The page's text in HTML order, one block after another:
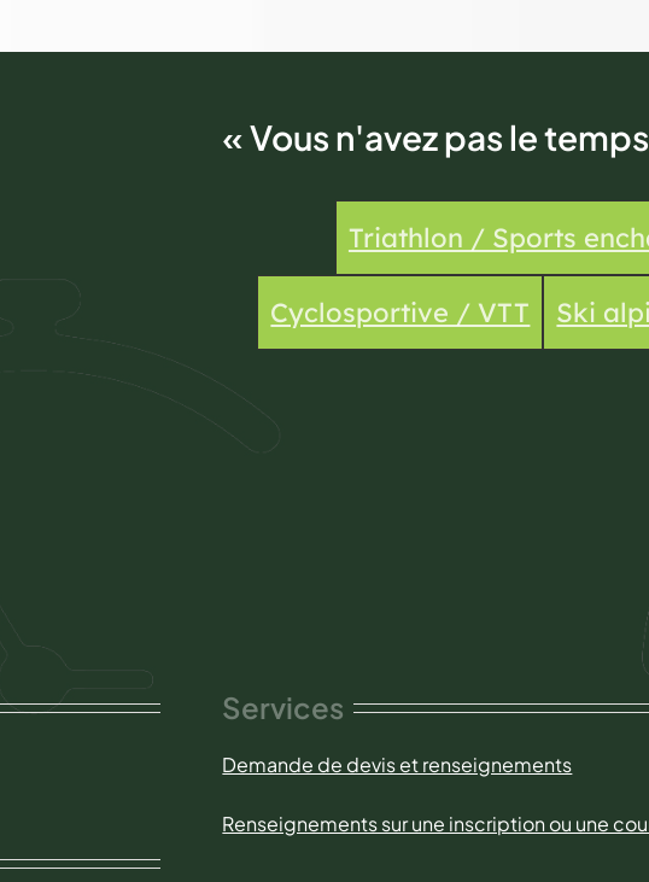
« Vous n'avez pas le
Triathlon / Sports
Cyclosportive / VTT Ski
Services
Demande de devis et renseignements
Renseignements sur une inscription ou une